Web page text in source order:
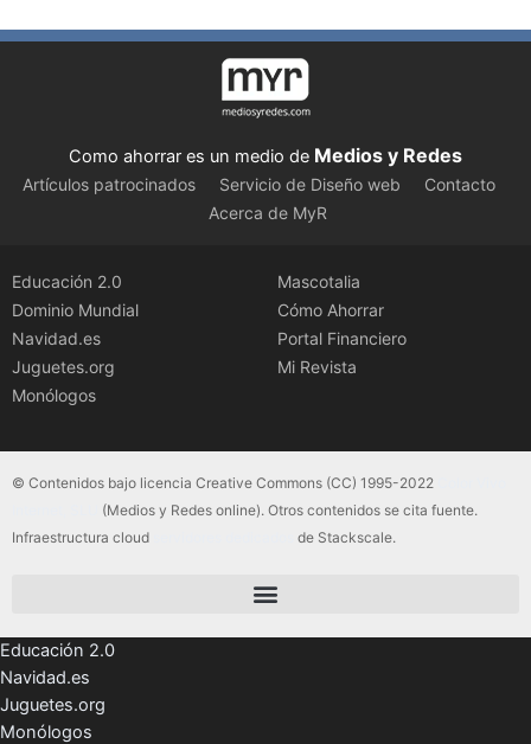
Como ahorrar es un medio de Medios y Redes
Artículos patrocinados Servicio de Diseño web
Contacto
Acerca de MyR
Educación 2.0
Dominio Mundial
Navidad.es
Juguetes.org
Monólogos
Mascotalia
Cómo Ahorrar
Portal Financiero
Mi Revista
© Contenidos bajo licencia Creative Commons (CC) 1995-2022
(Medios y Redes online). Otros contenidos se cita fuente.
Infraestructura cloud
de Stackscale.
Educación 2.0
Navidad.es
Juguetes.org
Monólogos